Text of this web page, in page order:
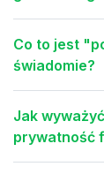
Co to jest
świadomie?
Jak
prywatność